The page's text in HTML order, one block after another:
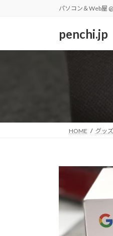
パソコン＆Web屋
penchi.jp
HOME グッズ